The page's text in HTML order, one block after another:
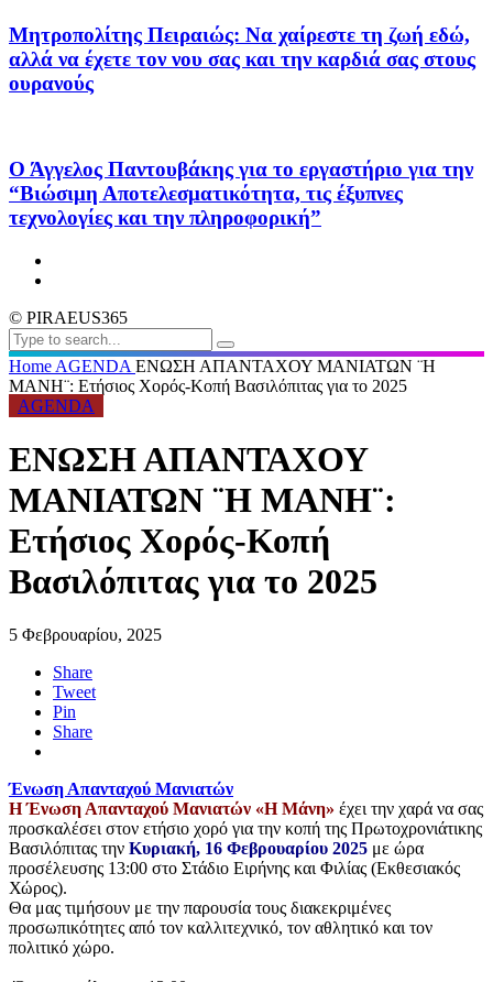
Μητροπολίτης Πειραιώς: Να χαίρεστε τη ζωή εδώ,
αλλά να έχετε τον νου σας και την καρδιά σας στους
ουρανούς
Ο Άγγελος Παντουβάκης για το εργαστήριο για την
“Βιώσιμη Αποτελεσματικότητα, τις έξυπνες
τεχνολογίες και την πληροφορική”
© PIRAEUS365
Home AGENDA ΕΝΩΣΗ ΑΠΑΝΤΑΧΟΥ ΜΑΝΙΑΤΩΝ ¨Η
ΜΑΝΗ¨: Ετήσιος Χορός-Κοπή Βασιλόπιτας για το 2025
AGENDA
ΕΝΩΣΗ ΑΠΑΝΤΑΧΟΥ
ΜΑΝΙΑΤΩΝ ¨Η ΜΑΝΗ¨:
Ετήσιος Χορός-Κοπή
Βασιλόπιτας για το 2025
5 Φεβρουαρίου, 2025
Share
Tweet
Pin
Share
Ένωση Απανταχού Μανιατών
Η Ένωση Απανταχού Μανιατών «Η Μάνη» έχει την χαρά να σας
προσκαλέσει στoν ετήσιο χορό για την κοπή της Πρωτοχρονιάτικης
Βασιλόπιτας την Κυριακή, 16 Φεβρουαρίου 2025 με ώρα
προσέλευσης 13:00 στο Στάδιο Ειρήνης και Φιλίας (Εκθεσιακός
Χώρος).
Θα μας τιμήσουν με την παρουσία τους διακεκριμένες
προσωπικότητες από τον καλλιτεχνικό, τον αθλητικό και τον
πολιτικό χώρο.